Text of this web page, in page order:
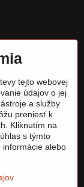
tejto webovej
údajov o jej
a služby
preniesť k
Kliknutím na
s týmto
alebo